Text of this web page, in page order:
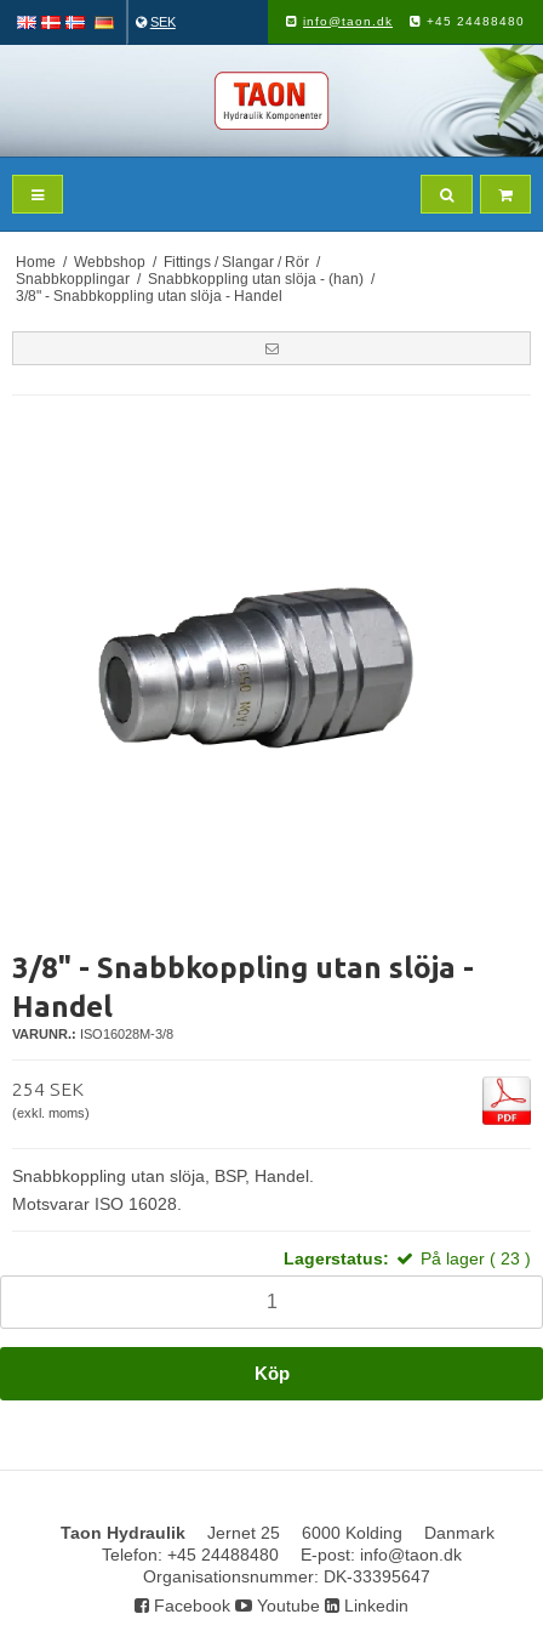
SEK info@taon.dk +45 24488480
Home / Webbshop / Fittings / Slangar / Rör /
Snabbkopplingar / Snabbkoppling utan slöja - (han) /
3/8" - Snabbkoppling utan slöja - Handel
3/8" - Snabbkoppling utan slöja -
Handel
VARUNR.: ISO16028M-3/8
254 SEK
(exkl. moms)
Snabbkoppling utan slöja, BSP, Handel.
Motsvarar ISO 16028.
Lagerstatus: På lager ( 23 )
Köp
Taon Hydraulik Jernet 25 6000 Kolding
Danmark
Telefon: +45 24488480 E-post: info@taon.dk
Organisationsnummer: DK-33395647
Facebook
Youtube Linkedin